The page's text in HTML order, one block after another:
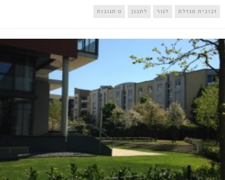
זכוכית מגדלת לגור לתכנן 0 תגובות